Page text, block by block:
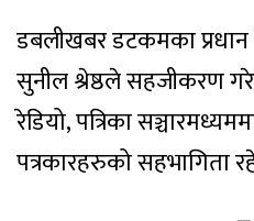
डबलीखबर डटकमका
सुनील श्रेष्ठले सहजीकरण
रेडियो, पत्रिका
पत्रकारहरुको सहभागिता